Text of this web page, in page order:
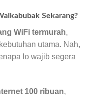
Sekarang?
WiFi termurah,
utama. Nah,
lo wajib segera
100 ribuan,